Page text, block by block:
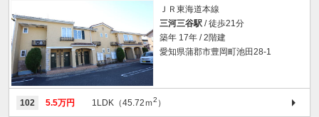
ＪＲ東海道本線
三河三谷駅 / 徒歩21分
築年 17年 / 2階建
愛知県蒲郡市豊岡町池田28-1
102 5.5万円 1LDK（45.72ｍ2 ）